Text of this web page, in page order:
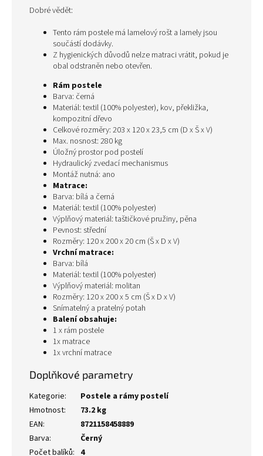
Dobré vědět:
Tento rám postele má lamelový rošt a lamely jsou
součástí dodávky.
Z hygienických důvodů nelze matraci vrátit, pokud je
obal odstraněn nebo otevřen.
Rám postele
Barva: černá
Materiál: textil (100% polyester), kov, překližka,
kompozitní dřevo
Celkové rozměry: 203 x 120 x 23,5 cm (D x Š x V)
Max. nosnost: 280 kg
Úložný prostor pod postelí
Hydraulický zvedací mechanismus
Montáž nutná: ano
Matrace:
Barva: bílá a černá
Materiál: textil (100% polyester)
Výplňový materiál: taštičkové pružiny, pěna
Pevnost: střední
Rozměry: 120 x 200 x 20 cm (Š x D x V)
Vrchní matrace:
Barva: bílá
Materiál: textil (100% polyester)
Výplňový materiál: molitan
Rozměry: 120 x 200 x 5 cm (Š x D x V)
Snímatelný a pratelný potah
Balení obsahuje:
1 x rám postele
1x matrace
1x vrchní matrace
Doplňkové parametry
Kategorie:
Postele a rámy postelí
Hmotnost:
73.2 kg
EAN:
8721158458889
Barva:
Černý
Počet balíků: 4